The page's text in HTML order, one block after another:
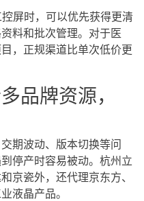
屏时，可以优先获得更清
料和批次管理。对于医
，正规渠道比单次低价更
品牌资源，
期波动、版本切换等问
停产时容易被动。杭州立
京瓷外，还代理京东方、
液晶产品。